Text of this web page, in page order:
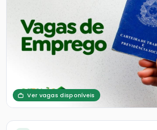
Ver vagas disponíveis